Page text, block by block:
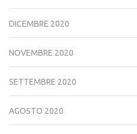
DICEMBRE 2020
NOVEMBRE 2020
SETTEMBRE 2020
AGOSTO 2020